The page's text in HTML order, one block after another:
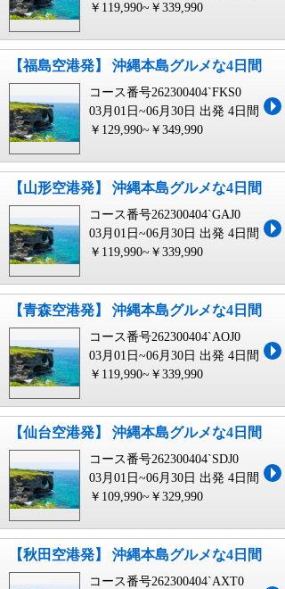
￥119,990~￥339,990
【福島空港発】 沖縄本島グルメな4日間
コース番号262300404`FKS0
03月01日~06月30日 出発 4日間
￥129,990~￥349,990
【山形空港発】 沖縄本島グルメな4日間
コース番号262300404`GAJ0
03月01日~06月30日 出発 4日間
￥119,990~￥339,990
【青森空港発】 沖縄本島グルメな4日間
コース番号262300404`AOJ0
03月01日~06月30日 出発 4日間
￥119,990~￥339,990
【仙台空港発】 沖縄本島グルメな4日間
コース番号262300404`SDJ0
03月01日~06月30日 出発 4日間
￥109,990~￥329,990
【秋田空港発】 沖縄本島グルメな4日間
コース番号262300404`AXT0